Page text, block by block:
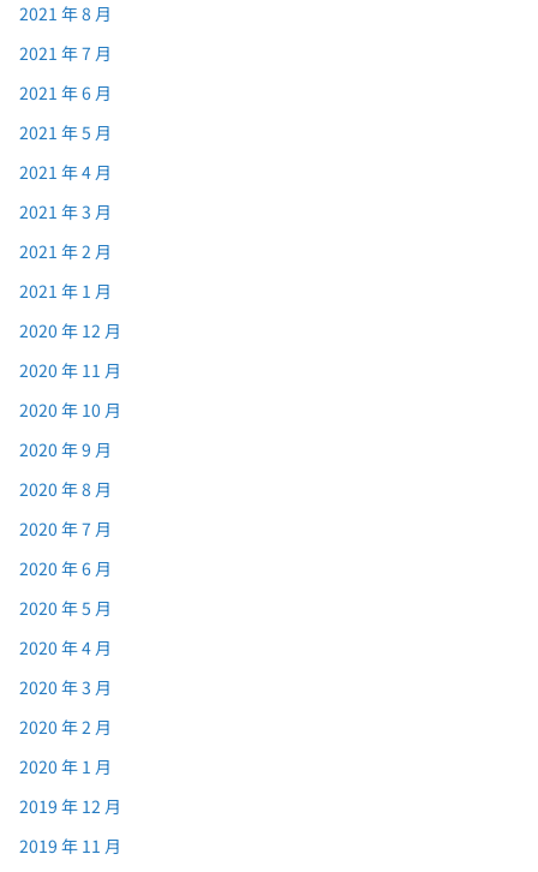
2021 年 8 月
2021 年 7 月
2021 年 6 月
2021 年 5 月
2021 年 4 月
2021 年 3 月
2021 年 2 月
2021 年 1 月
2020 年 12 月
2020 年 11 月
2020 年 10 月
2020 年 9 月
2020 年 8 月
2020 年 7 月
2020 年 6 月
2020 年 5 月
2020 年 4 月
2020 年 3 月
2020 年 2 月
2020 年 1 月
2019 年 12 月
2019 年 11 月